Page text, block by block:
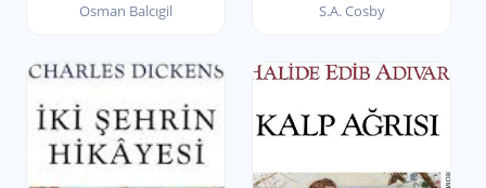
Osman Balcıgil S.A. Cosby